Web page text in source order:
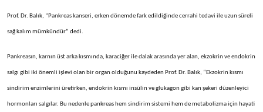
Prof. Dr. Balık, “Pankreas kanseri, erken dönemde fark edildiğinde cerrahi tedavi ile uzun süreli
sağ kalım mümkündür” dedi.
Pankreasın, karnın üst arka kısmında, karaciğer ile dalak arasında yer alan, ekzokrin ve endokrin
salgı gibi iki önemli işlevi olan bir organ olduğunu kaydeden Prof. Dr. Balık, “Ekzokrin kısmı
sindirim enzimlerini üretirken, endokrin kısmı insülin ve glukagon gibi kan şekeri düzenleyici
hormonları salgılar. Bu nedenle pankreas hem sindirim sistemi hem de metabolizma için hayati